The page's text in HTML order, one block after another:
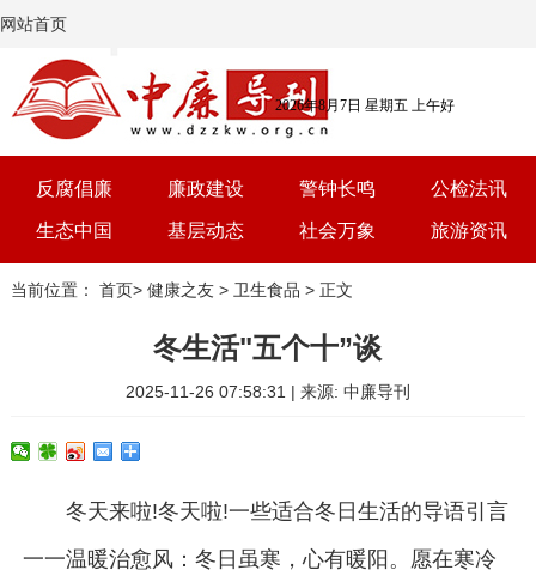
网站首页
2026年8月7日 星期五 上午好
反腐倡廉 廉政建设 警钟长鸣 公检法讯
生态中国 基层动态 社会万象 旅游资讯
党建 文选 三农 艺术
当前位置： 首页> 健康之友> 卫生食品 > 正文
冬生活"五个十”谈
2025-11-26 07:58:31 | 来源: 中廉导刊
冬天来啦!冬天啦!一些适合冬日生活的导语引言
一一温暖治愈风：冬日虽寒，心有暖阳。愿在寒冷